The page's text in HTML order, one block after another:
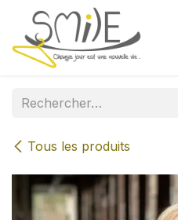
Se rendre au contenu
Tous les produits